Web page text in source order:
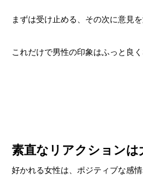
まずは受け止める、その次に意見を
これだけで男性の印象はふっと良く
素直なリアクションは
好かれる女性は、ポジティブな感